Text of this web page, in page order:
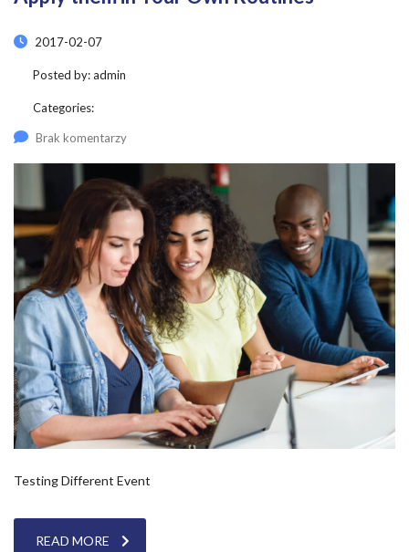
2017-02-07
Posted by:admin
Categories:
Brak komentarzy
Testing Different Event
READ MORE